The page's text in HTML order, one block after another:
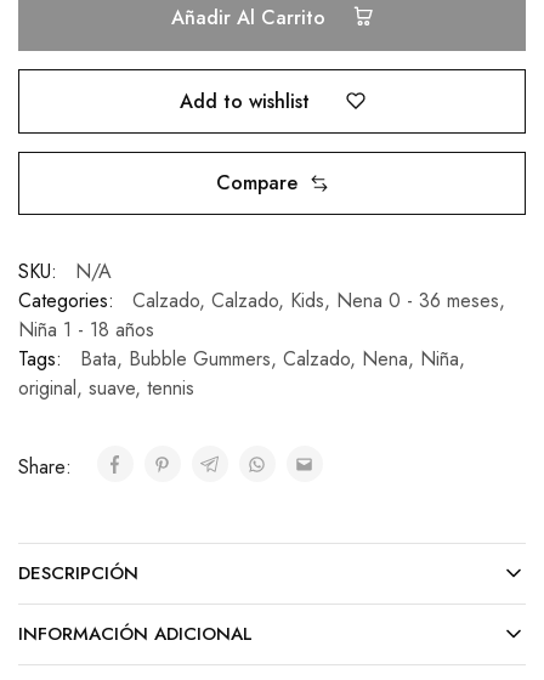
Añadir Al Carrito
Add to wishlist
Compare
SKU:
N/A
Categories:
Calzado, Calzado, Kids, Nena 0 - 36 meses,
Niña 1 - 18 años
Tags:
Bata, Bubble Gummers, Calzado, Nena, Niña,
original, suave, tennis
Share:
DESCRIPCIÓN
INFORMACIÓN ADICIONAL